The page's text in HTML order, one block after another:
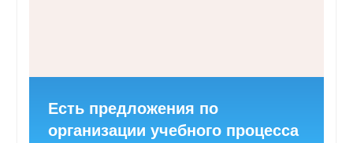
Есть предложения по
организации учебного процесса